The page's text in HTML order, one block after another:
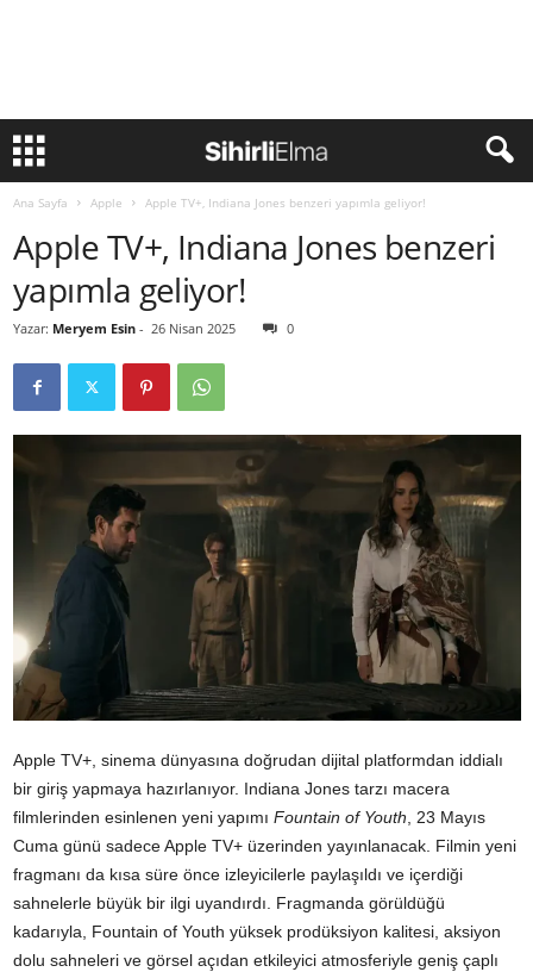
Ana Sayfa Apple Apple TV+, Indiana Jones benzeri yapımla geliyor!
Apple TV+, Indiana Jones benzeri
yapımla geliyor!
Yazar: Meryem Esin - 26 Nisan 2025 0
Apple TV+, sinema dünyasına doğrudan dijital platformdan iddialı
bir giriş yapmaya hazırlanıyor. Indiana Jones tarzı macera
filmlerinden esinlenen yeni yapımı Fountain of Youth , 23 Mayıs
Cuma günü sadece Apple TV+ üzerinden yayınlanacak. Filmin yeni
fragmanı da kısa süre önce izleyicilerle paylaşıldı ve içerdiği
sahnelerle büyük bir ilgi uyandırdı. Fragmanda görüldüğü
kadarıyla, Fountain of Youth yüksek prodüksiyon kalitesi, aksiyon
dolu sahneleri ve görsel açıdan etkileyici atmosferiyle geniş çaplı